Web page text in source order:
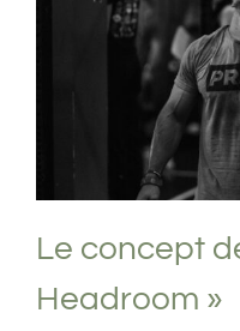
Le concept
Exercice physique
HIIT HIRT
Le concept
Headroom »